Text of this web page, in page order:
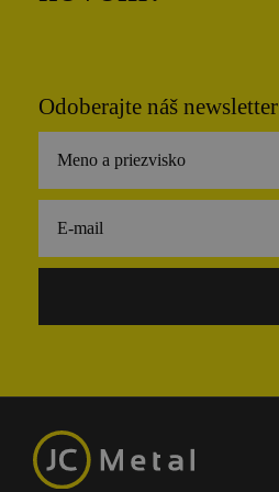
Odoberajte náš newsletter